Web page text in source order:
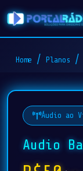
Home Planos
Áudio ao
Audio